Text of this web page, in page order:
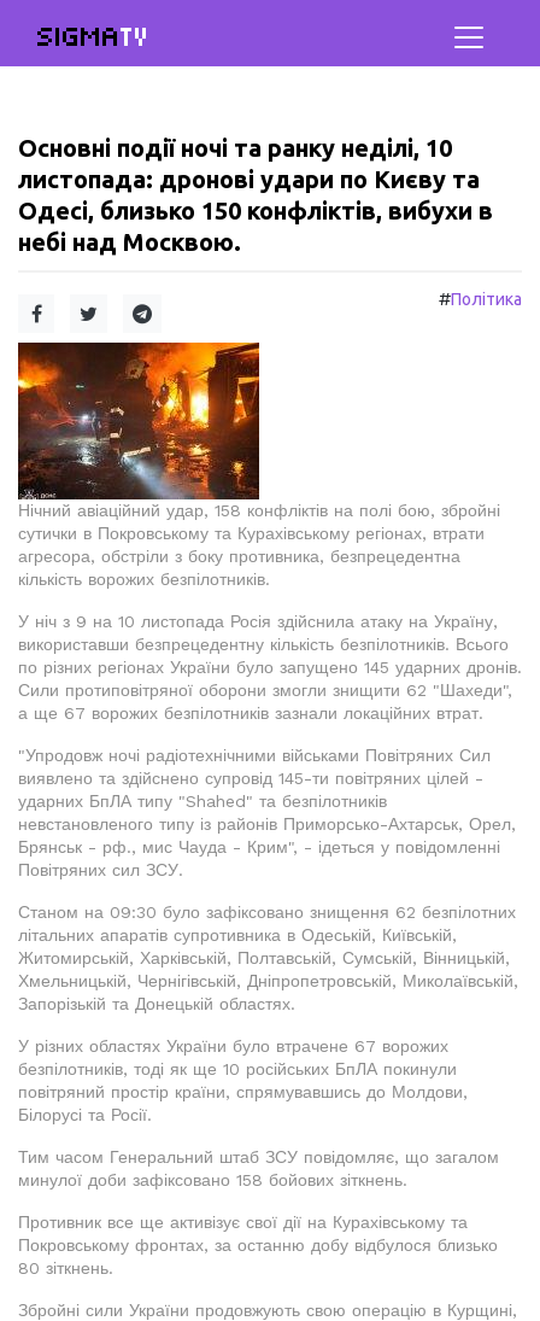
SIGMATV
Основні події ночі та ранку неділі, 10
листопада: дронові удари по Києву та
Одесі, близько 150 конфліктів, вибухи в
небі над Москвою.
#Політика
Нічний авіаційний удар, 158 конфліктів на полі бою, збройні
сутички в Покровському та Курахівському регіонах, втрати
агресора, обстріли з боку противника, безпрецедентна
кількість ворожих безпілотників.
У ніч з 9 на 10 листопада Росія здійснила атаку на Україну,
використавши безпрецедентну кількість безпілотників. Всього
по різних регіонах України було запущено 145 ударних дронів.
Сили протиповітряної оборони змогли знищити 62 "Шахеди",
а ще 67 ворожих безпілотників зазнали локаційних втрат.
"Упродовж ночі радіотехнічними військами Повітряних Сил
виявлено та здійснено супровід 145-ти повітряних цілей -
ударних БпЛА типу "Shahed" та безпілотників
невстановленого типу із районів Приморсько-Ахтарськ, Орел,
Брянськ - рф., мис Чауда - Крим", - ідеться у повідомленні
Повітряних сил ЗСУ.
Станом на 09:30 було зафіксовано знищення 62 безпілотних
літальних апаратів супротивника в Одеській, Київській,
Житомирській, Харківській, Полтавській, Сумській, Вінницькій,
Хмельницькій, Чернігівській, Дніпропетровській, Миколаївській,
Запорізькій та Донецькій областях.
У різних областях України було втрачене 67 ворожих
безпілотників, тоді як ще 10 російських БпЛА покинули
повітряний простір країни, спрямувавшись до Молдови,
Білорусі та Росії.
Тим часом Генеральний штаб ЗСУ повідомляє, що загалом
минулої доби зафіксовано 158 бойових зіткнень.
Противник все ще активізує свої дії на Курахівському та
Покровському фронтах, за останню добу відбулося близько
80 зіткнень.
Збройні сили України продовжують свою операцію в Курщині,